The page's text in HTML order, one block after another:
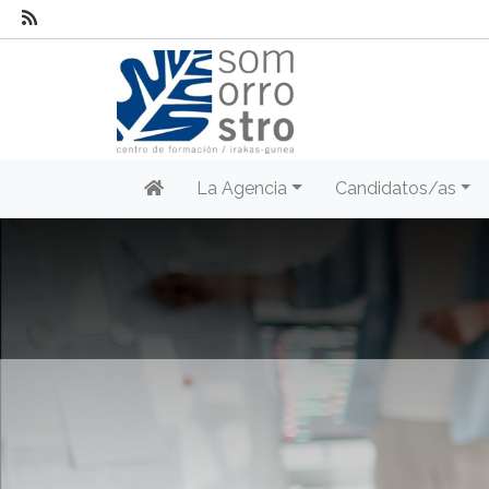
La Agencia Candidatos/as